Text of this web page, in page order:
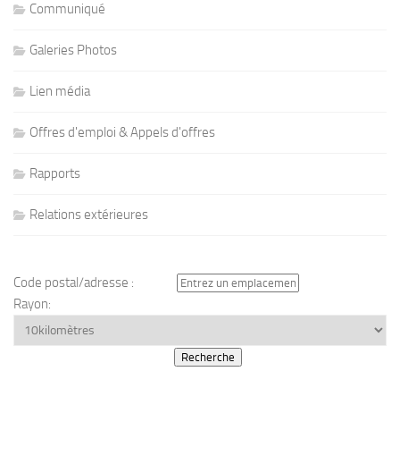
Communiqué
Galeries Photos
Lien média
Offres d'emploi & Appels d'offres
Rapports
Relations extérieures
Code postal/adresse :
Rayon: